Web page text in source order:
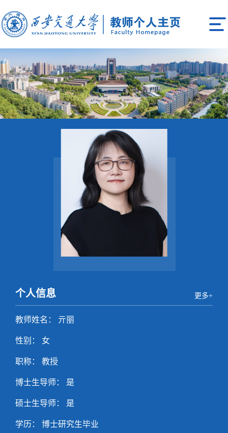
个人信息 更多+
教师姓名： 亓丽
性别： 女
职称： 教授
博士生导师： 是
硕士生导师： 是
学历： 博士研究生毕业